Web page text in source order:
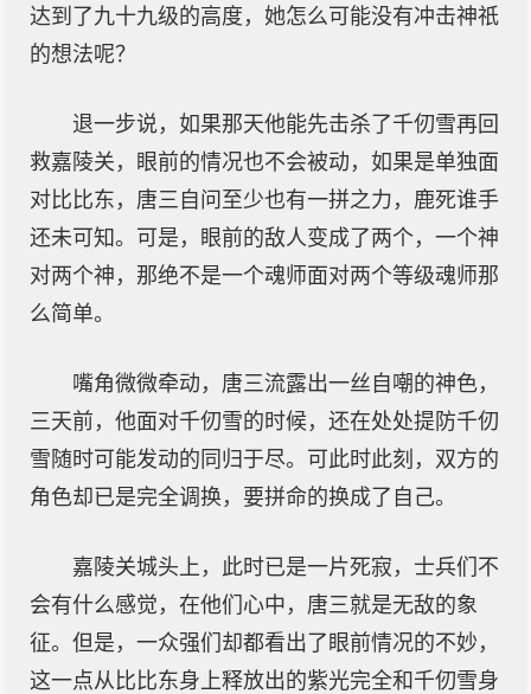
达到了九十九级的高度，她怎么可能没有冲击神祇
的想法呢？
退一步说，如果那天他能先击杀了千仞雪再回
救嘉陵关，眼前的情况也不会被动，如果是单独面
对比比东，唐三自问至少也有一拼之力，鹿死谁手
还未可知。可是，眼前的敌人变成了两个，一个神
对两个神，那绝不是一个魂师面对两个等级魂师那
么简单。
嘴角微微牵动，唐三流露出一丝自嘲的神色，
三天前，他面对千仞雪的时候，还在处处提防千仞
雪随时可能发动的同归于尽。可此时此刻，双方的
角色却已是完全调换，要拼命的换成了自己。
嘉陵关城头上，此时已是一片死寂，士兵们不
会有什么感觉，在他们心中，唐三就是无敌的象
征。但是，一众强们却都看出了眼前情况的不妙，
这一点从比比东身上释放出的紫光完全和千仞雪身